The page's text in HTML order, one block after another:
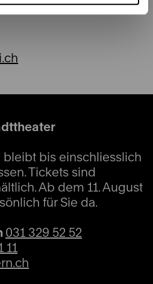
bleibt bis einschliesslich
Tickets sind
Ab dem 11. August
für Sie da.
031 329 52 52
11